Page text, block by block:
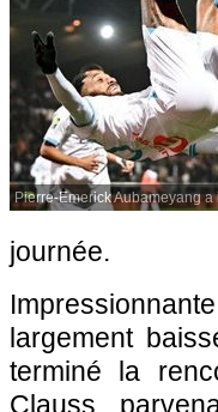
Pierre-Emerick Aubameyang
journée.
largement
terminé la
Clauss,